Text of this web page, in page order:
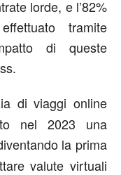
lorde, e l’82%
tramite
di queste
di viaggi online
nel 2023 una
la prima
valute virtuali